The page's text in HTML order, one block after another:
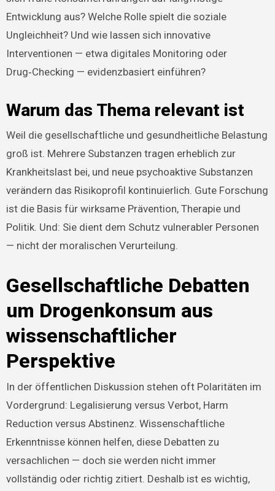
Entwicklung aus? Welche Rolle spielt die soziale
Ungleichheit? Und wie lassen sich innovative
Interventionen — etwa digitales Monitoring oder
Drug‑Checking — evidenzbasiert einführen?
Warum das Thema relevant ist
Weil die gesellschaftliche und gesundheitliche Belastung
groß ist. Mehrere Substanzen tragen erheblich zur
Krankheitslast bei, und neue psychoaktive Substanzen
verändern das Risikoprofil kontinuierlich. Gute Forschung
ist die Basis für wirksame Prävention, Therapie und
Politik. Und: Sie dient dem Schutz vulnerabler Personen
— nicht der moralischen Verurteilung.
Gesellschaftliche Debatten
um Drogenkonsum aus
wissenschaftlicher
Perspektive
In der öffentlichen Diskussion stehen oft Polaritäten im
Vordergrund: Legalisierung versus Verbot, Harm
Reduction versus Abstinenz. Wissenschaftliche
Erkenntnisse können helfen, diese Debatten zu
versachlichen — doch sie werden nicht immer
vollständig oder richtig zitiert. Deshalb ist es wichtig,